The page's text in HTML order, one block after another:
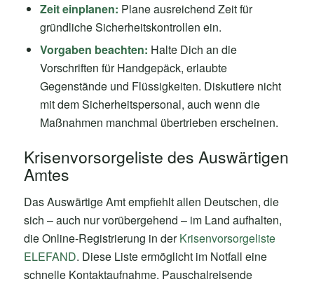
Zeit einplanen: Plane ausreichend Zeit für
gründliche Sicherheitskontrollen ein.
Vorgaben beachten: Halte Dich an die
Vorschriften für Handgepäck, erlaubte
Gegenstände und Flüssigkeiten. Diskutiere nicht
mit dem Sicherheitspersonal, auch wenn die
Maßnahmen manchmal übertrieben erscheinen.
Krisenvorsorgeliste des Auswärtigen
Amtes
Das Auswärtige Amt empfiehlt allen Deutschen, die
sich – auch nur vorübergehend – im Land aufhalten,
die Online-Registrierung in derKrisenvorsorgeliste
ELEFAND. Diese Liste ermöglicht im Notfall eine
schnelle Kontaktaufnahme. Pauschalreisende